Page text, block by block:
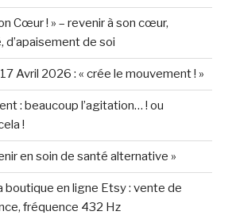
Cœur ! » – revenir à son cœur,
d’apaisement de soi
Avril 2026 : « crée le mouvement ! »
: beaucoup l’agitation… ! ou
!
en soin de santé alternative »
boutique en ligne Etsy : vente de
fréquence 432 Hz